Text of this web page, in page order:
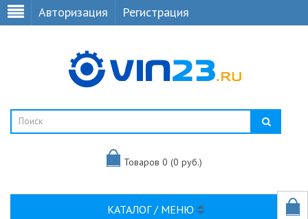
Авторизация Регистрация
Товаров 0 (0 руб.)
КАТАЛОГ / МЕНЮ